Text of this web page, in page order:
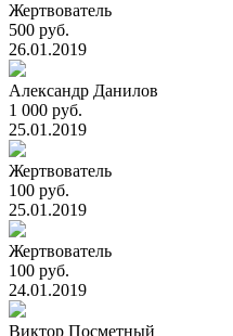
Жертвователь
500 руб.
26.01.2019
Александр Данилов
1 000 руб.
25.01.2019
Жертвователь
100 руб.
25.01.2019
Жертвователь
100 руб.
24.01.2019
Виктор Посметный